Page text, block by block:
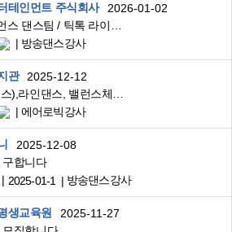
테인먼트 주식회사
2026-01-02
방송댄스강사
관
2025-12-12
에어로빅강사
2025-12-08
구합니다
2025-01-1 방송댄스강사
생교육원
2025-11-27